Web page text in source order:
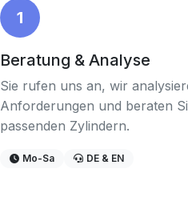
1
Beratung & Analyse
Sie rufen uns an, wir
Anforderungen und beraten
passenden Zylindern.
Mo-Sa DE & EN